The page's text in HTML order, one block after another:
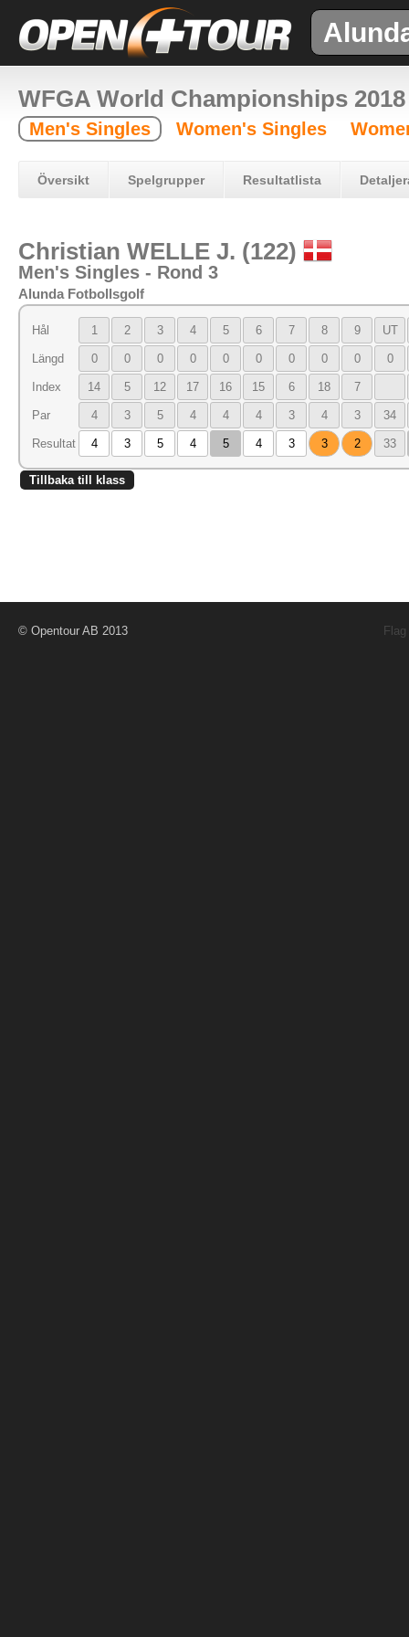
WFGA World Championships 2018
Men's Singles Women's Singles
Översikt Spelgrupper Resultatlista
Christian WELLE J. (122)
Men's Singles - Rond 3
Alunda Fotbollsgolf
Hål 1 2 3 4 5 6 7 8 9 UT
Längd 0 0 0 0 0 0 0 0 0 0
Index 14 5 12 17 16 15 6 18 7
Par 4 3 5 4 4 4 3 4 3 34
Resultat 4 3 5 4 5 4 3 3 2 33
Tillbaka till klass
© Opentour AB 2013